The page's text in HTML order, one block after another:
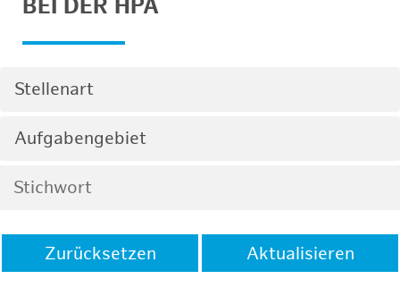
BEI DER HPA
Stellenart
Aufgabengebiet
Zurücksetzen Aktualisieren